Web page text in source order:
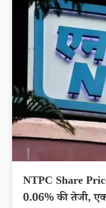
NTPC Share
0.06% की तेजी,